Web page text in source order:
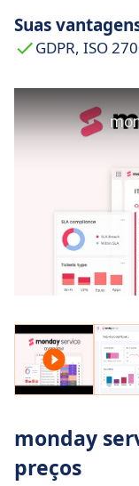
Visibilidade
detalhados
Modelo de
reduzindo a
Suas
GDPR, ISO
monday
preços